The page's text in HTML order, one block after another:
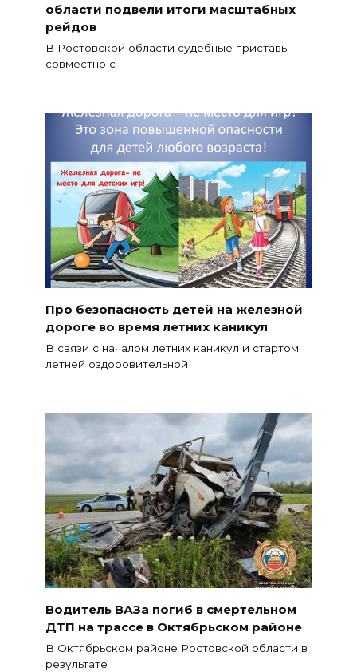
области подвели итоги масштабных
рейдов
В Ростовской области судебные приставы
совместно с
Про безопасность детей на железной
дороге во время летних каникул
В связи с началом летних каникул и стартом
летней оздоровительной
Водитель ВАЗа погиб в смертельном
ДТП на трассе в Октябрьском районе
В Октябрьском районе Ростовской области в
результате